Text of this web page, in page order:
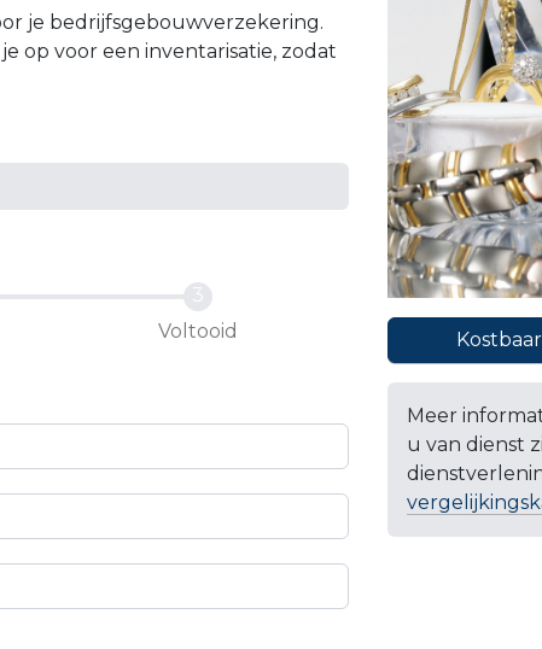
je bedrijfsgebouwverzekering.
op voor een inventarisatie, zodat
Voltooid
Meer
u van dienst